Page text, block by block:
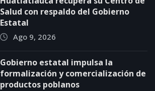
Salud con respaldo del Gobierno
Estatal
Ago 9, 2026
Gobierno estatal impulsa la
formalización y comercialización de
productos poblanos